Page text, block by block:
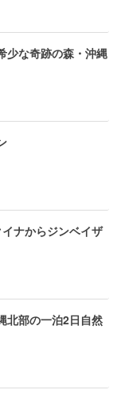
少な奇跡の森・沖縄
ナからジンベイザ
北部の一泊2日自然